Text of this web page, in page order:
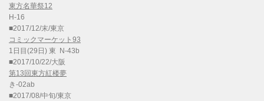
東方名華祭12
H-16
■2017/12/末/東京
コミックマーケット93
1日目(29日) 東 N-43b
■2017/10/22/大阪
第13回東方紅楼夢
き-02ab
■2017/08/中旬/東京